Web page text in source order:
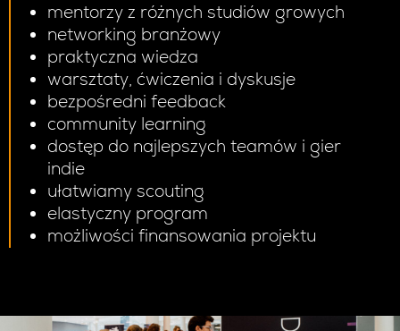
mentorzy z różnych studiów growych
networking branżowy
praktyczna wiedza
warsztaty, ćwiczenia i dyskusje
bezpośredni feedback
community learning
dostęp do najlepszych teamów i gier
indie
ułatwiamy scouting
elastyczny program
możliwości finansowania projektu